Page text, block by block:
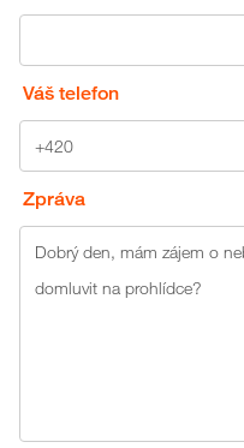
Váš telefon
Zpráva